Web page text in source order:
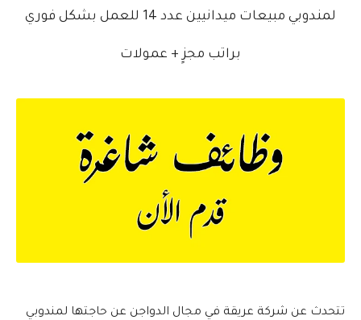
لمندوبي مبيعات ميدانيين عدد 14 للعمل بشكل فوري
براتب مجزٍ + عمولات
تتحدث عن شركة عريقة في مجال الدواجن عن حاجتها لمندوبي